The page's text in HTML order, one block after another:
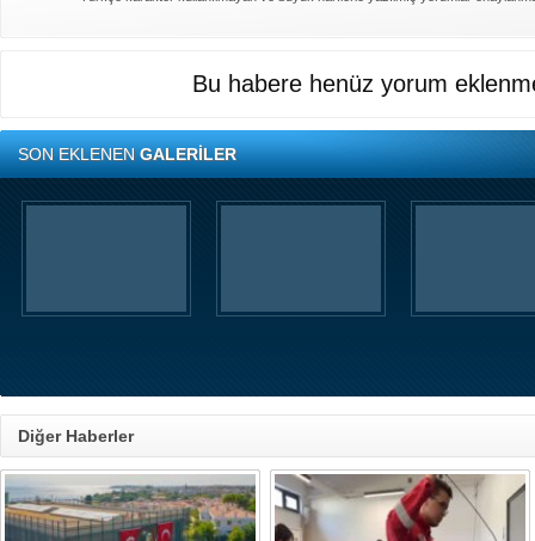
Bu habere henüz yorum
SON EKLENENGALERİLER
Diğer Haberler